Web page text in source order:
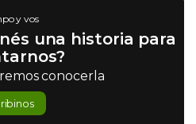
y vos
una historia para
conocerla